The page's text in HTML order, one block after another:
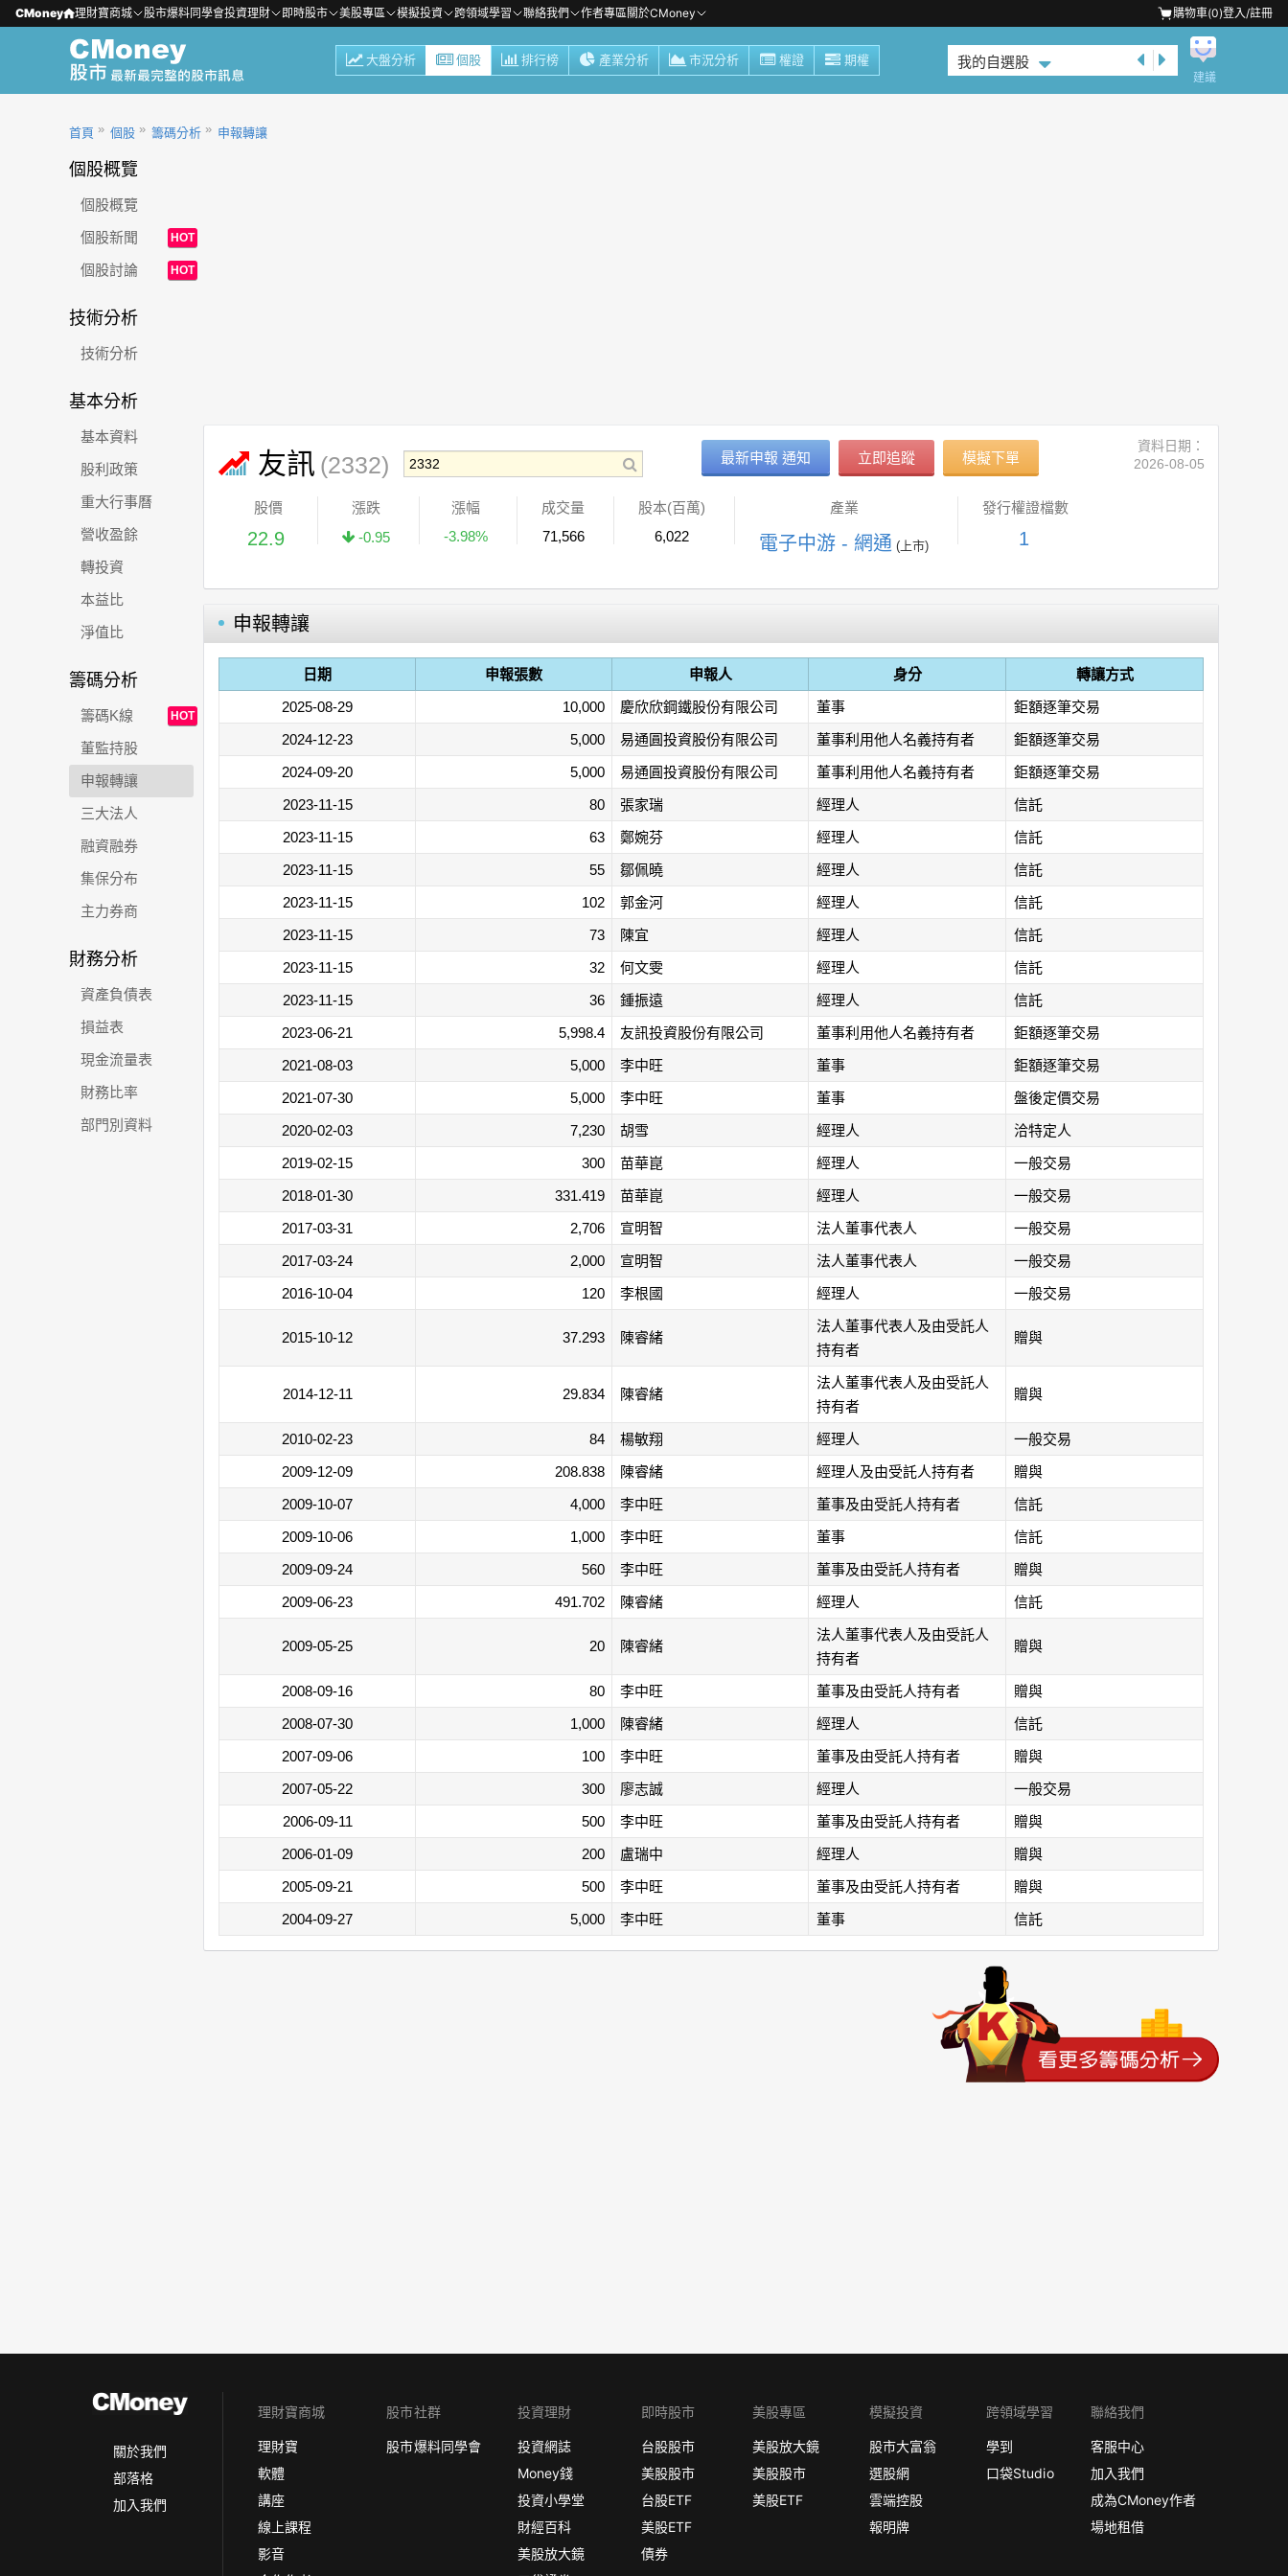
CMoney 理財寶商城 股市爆料同學會投資理財 即時股市 美股專區 模擬投資 跨領域學習 聯絡我們 作者專區關於CMoney 購物車(0)登入/註冊
大盤分析 個股 排行榜 產業分析 市況分析 權證 期權 我的自選股
建議
首頁 個股 籌碼分析 申報轉讓
個股概覽
個股概覽
個股新聞
HOT
個股討論 HOT
技術分析
技術分析
基本分析
基本資料
股利政策
重大行事曆
營收盈餘
轉投資
本益比
淨值比
籌碼分析
籌碼K線 HOT
董監持股
申報轉讓
三大法人
融資融券
集保分布
主力券商
財務分析
資產負債表
損益表
現金流量表
財務比率
部門別資料
友訊 (2332) 最新申報 通知 立即追蹤 模擬下單
資料日期：
2026-08-05
股價
22.9
漲跌
-0.95
漲幅
-3.98%
成交量
71,566
股本(百萬)
6,022
產業
電子中游 - 網通 (上市)
發行權證檔數
1
申報轉讓
日期 申報張數 申報人 身分
轉讓方式
2025-08-29
10,000 慶欣欣鋼鐵股份有限公司 董事
鉅額逐筆交易
2024-12-23
5,000 易通圓投資股份有限公司 董事利用他人名義持有者
鉅額逐筆交易
2024-09-20
5,000 易通圓投資股份有限公司 董事利用他人名義持有者
鉅額逐筆交易
2023-11-15
80 張家瑞 經理人
信託
2023-11-15
63 鄭婉芬 經理人
信託
2023-11-15
55 鄒佩曉 經理人
信託
2023-11-15
102 郭金河 經理人
信託
2023-11-15
73 陳宜 經理人
信託
2023-11-15
32 何文雯 經理人
信託
2023-11-15
36 鍾振遠 經理人
信託
2023-06-21
5,998.4 友訊投資股份有限公司 董事利用他人名義持有者
鉅額逐筆交易
2021-08-03
5,000 李中旺 董事
鉅額逐筆交易
2021-07-30
5,000 李中旺 董事
盤後定價交易
2020-02-03
7,230 胡雪 經理人
洽特定人
2019-02-15
300 苗華崑 經理人
一般交易
2018-01-30
331.419 苗華崑 經理人
一般交易
2017-03-31
2,706 宣明智 法人董事代表人
一般交易
2017-03-24
2,000 宣明智 法人董事代表人
一般交易
2016-10-04
120 李根國 經理人 一般交易
2015-10-12 37.293 陳睿緒
法人董事代表人及由受託人
持有者
贈與
2014-12-11 29.834 陳睿緒
法人董事代表人及由受託人
持有者
贈與
2010-02-23 84 楊敏翔 經理人
一般交易
2009-12-09
208.838 陳睿緒 經理人及由受託人持有者
贈與
2009-10-07
4,000 李中旺 董事及由受託人持有者
信託
2009-10-06
1,000 李中旺 董事
信託
2009-09-24
560 李中旺 董事及由受託人持有者
贈與
2009-06-23
491.702 陳睿緒 經理人 信託
2009-05-25 20 陳睿緒
法人董事代表人及由受託人
持有者
贈與
2008-09-16 80 李中旺 董事及由受託人持有者
贈與
2008-07-30
1,000 陳睿緒 經理人
信託
2007-09-06
100 李中旺 董事及由受託人持有者
贈與
2007-05-22
300 廖志誠 經理人
一般交易
2006-09-11
500 李中旺 董事及由受託人持有者
贈與
2006-01-09
200 盧瑞中 經理人
贈與
2005-09-21
500 李中旺 董事及由受託人持有者
贈與
2004-09-27
5,000 李中旺 董事 信託
關於我們
部落格
加入我們
理財寶商城
理財寶
軟體
講座
線上課程
影音
股市社群
股市爆料同學會
投資理財
投資網誌
Money錢
投資小學堂
財經百科
美股放大鏡
即時股市
台股股市
美股股市
台股ETF
美股ETF
債券
美股專區
美股放大鏡
美股股市
美股ETF
模擬投資
股市大富翁
選股網
雲端控股
報明牌
跨領域學習
學到
口袋Studio
聯絡我們
客服中心
加入我們
成為CMoney作者
場地租借